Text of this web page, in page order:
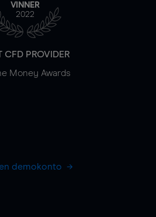
VINNER
2022
CFD PROVIDER
Money Awards
demokonto